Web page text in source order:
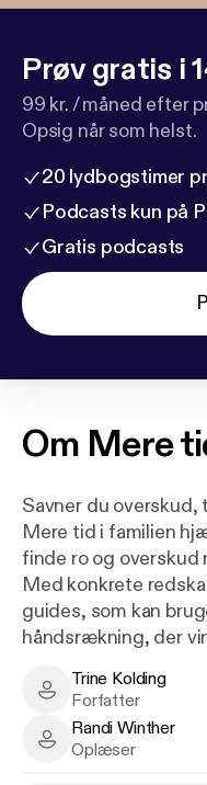
Prøv gratis i
99 kr. / måned efter
Opsig når som helst.
20 lydbogstimer
Podcasts kun på
Gratis podcasts
Om Mere
Savner du
Mere tid i familien
finde ro og overskud
Med konkrete
guides, som kan
håndsrækning, der
Er du træt af at tale
overbelastet
løsninger? Denne
Trine Kolding - Author
Trine Kolding
Forfatter
Randi Winther -
Randi Winther
Oplæser